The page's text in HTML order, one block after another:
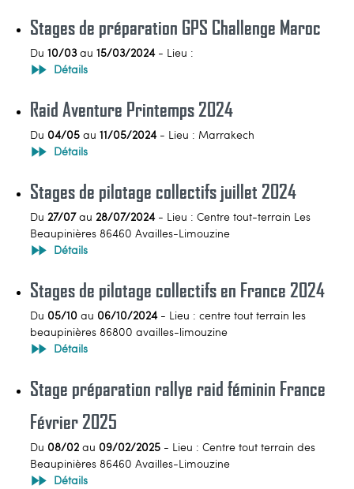
Stages de préparation GPS Challenge Maroc
Du 10/03au 15/03/2024- Lieu :
Détails
Raid Aventure Printemps 2024
Du 04/05 au 11/05/2024- Lieu : Marrakech
Détails
Stages de pilotage collectifs juillet 2024
Du 27/07au 28/07/2024- Lieu : Centre tout-terrain Les
Beaupinières 86460 Availles-Limouzine
Détails
Stages de pilotage collectifs en France 2024
Du 05/10 au 06/10/2024- Lieu : centre tout terrain les
beaupinières 86800 availles-limouzine
Détails
Stage préparation rallye raid féminin France
Février 2025
Du 08/02 au 09/02/2025 - Lieu : Centre tout terrain des
Beaupinières 86460 Availles-Limouzine
Détails